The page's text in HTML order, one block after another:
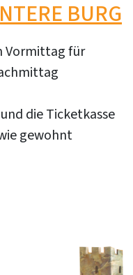
BURG
Vormittag für
die Ticketkasse
gewohnt